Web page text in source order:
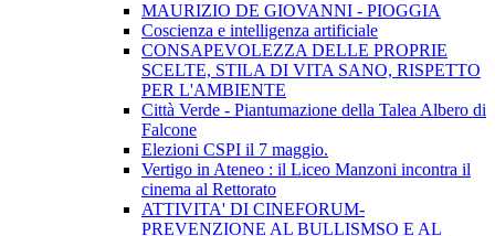
MAURIZIO DE GIOVANNI - PIOGGIA
Coscienza e intelligenza artificiale
CONSAPEVOLEZZA DELLE PROPRIE
SCELTE, STILA DI VITA SANO, RISPETTO
PER L'AMBIENTE
Città Verde - Piantumazione della Talea Albero di
Falcone
Elezioni CSPI il 7 maggio.
Vertigo in Ateneo : il Liceo Manzoni incontra il
cinema al Rettorato
ATTIVITA' DI CINEFORUM-
PREVENZIONE AL BULLISMSO E AL